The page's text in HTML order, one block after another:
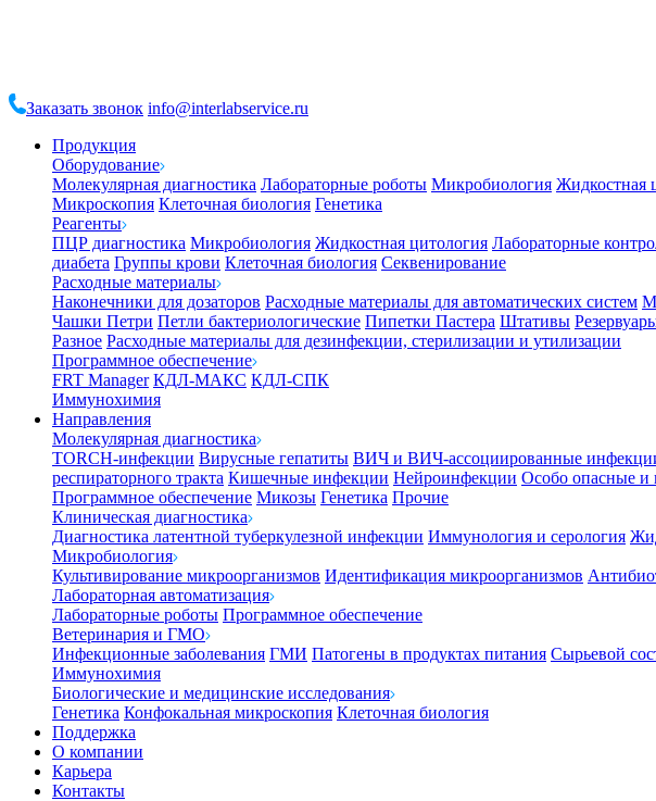
Заказать звонок info@interlabservice.ru
Продукция
Оборудование
Молекулярная диагностика Лабораторные роботы Микробиология Жидкостная
Микроскопия Клеточная биология Генетика
Реагенты
ПЦР диагностика Микробиология Жидкостная цитология Лабораторные
диабета Группы крови Клеточная биология Секвенирование
Расходные материалы
Наконечники для дозаторов Расходные материалы для автоматических систем
Чашки Петри Петли бактериологические Пипетки Пастера Штативы
Разное Расходные материалы для дезинфекции, стерилизации и утилизации
Программное обеспечение
FRT Manager КДЛ-МАКС КДЛ-СПК
Иммунохимия
Направления
Молекулярная диагностика
TORCH-инфекции Вирусные гепатиты ВИЧ и ВИЧ-ассоциированные
респираторного тракта Кишечные инфекции Нейроинфекции Особо опасные и
Программное обеспечение Микозы Генетика Прочие
Клиническая диагностика
Диагностика латентной туберкулезной инфекции Иммунология и серология
Микробиология
Культивирование микроорганизмов Идентификация микроорганизмов
Лабораторная автоматизация
Лабораторные роботы Программное обеспечение
Ветеринария и ГМО
Инфекционные заболевания ГМИ Патогены в продуктах питания Сырьевой
Иммунохимия
Биологические и медицинские исследования
Генетика Конфокальная микроскопия Клеточная биология
Поддержка
О компании
Карьера
Контакты